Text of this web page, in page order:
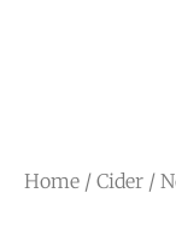
Home / Cider /